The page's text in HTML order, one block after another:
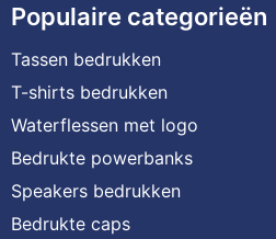
Populaire categorieën
Tassen bedrukken
T-shirts bedrukken
Waterflessen met logo
Bedrukte powerbanks
Speakers bedrukken
Bedrukte caps